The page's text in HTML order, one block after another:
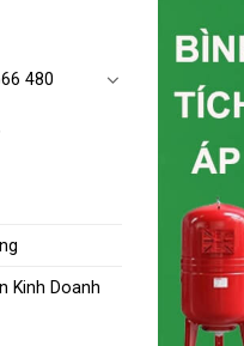
480
Kinh Doanh